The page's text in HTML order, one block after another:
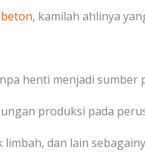
beton, kamilah ahlinya
henti menjadi sumber
produksi pada
dan lain